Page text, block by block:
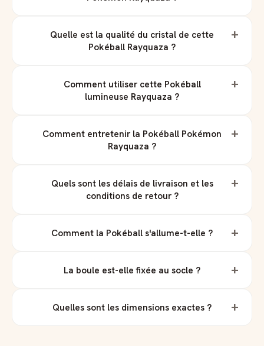
Quelle est la qualité du cristal de cette
Pokéball Rayquaza ?
+
Comment utiliser cette Pokéball
lumineuse Rayquaza ?
+
Comment entretenir la Pokéball Pokémon
Rayquaza ?
+
Quels sont les délais de livraison et les
conditions de retour ?
+
Comment la Pokéball s'allume-t-elle ? +
La boule est-elle fixée au socle ? +
Quelles sont les dimensions exactes ? +